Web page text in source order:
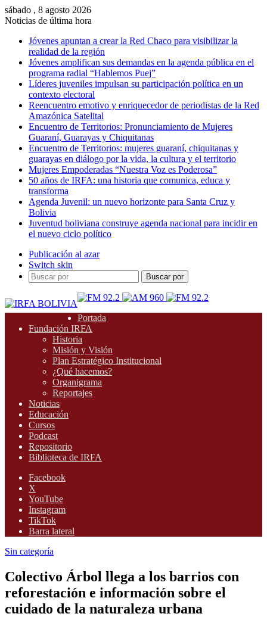
sábado , 8 agosto 2026
Noticias de última hora
Jóvenes apuntan a crear la Red Chaco para visibilizar la
realidad de la región
Jóvenes amplifican sus demandas en la agenda pública en el
programa radial “Hablemos Puej”
Líderes juveniles impulsan su participación política en un
contexto electoral
Reencuentro emotivo y enriquecedor de periodistas de la Red
Amazónica Satelital
Encuentro de Territorios: Pronunciamiento de Mujeres
Guaraní, Guarayas y Chiquitanas
Encuentro de Territorios: mujeres guaraní, chiquitanas y
guarayas en diálogo por la vida, la cultura y el territorio
Mujeres Empoderadas “Nuestra Voz es Poderosa”
50 años de IRFA: una historia que comunica, educa y
transforma
Agenda Juvenil: un nuevo horizonte para Santa Cruz y
Bolivia
Juventud boliviana construye agenda nacional para incidir en
el nuevo ciclo político
Publicación al azar
Switch skin
Buscar por
Portada
Fundación IRFA
Historia
Misión y Visión
Plan Estratégico Institucional
¿Qué hacemos?
Organigrama
Reportajes
Noticias
Educación
Cursos
Podcast
Repositorio
Biblioteca de IRFA
Facebook
X
YouTube
Instagram
TikTok
Barra lateral
Sin categoría
Colectivo Árbol llega a los barrios con
reforestación e información sobre el
cuidado de la naturaleza urbana